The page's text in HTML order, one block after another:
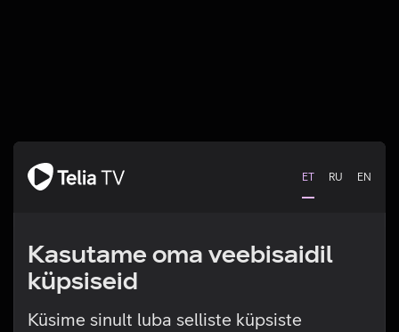
ET RU EN
Kasutame oma veebisaidil
küpsiseid
Küsime sinult luba selliste küpsiste